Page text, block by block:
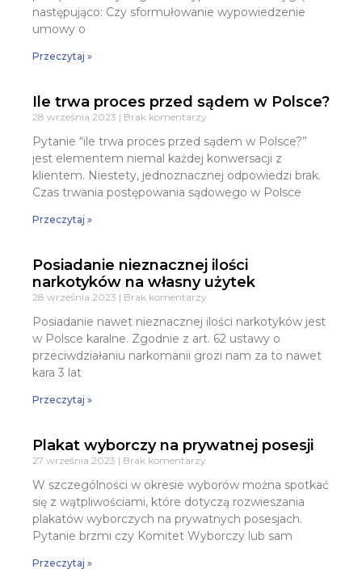
następująco: Czy sformułowanie wypowiedzenie
umowy o
Przeczytaj »
Ile trwa proces przed sądem w Polsce?
28 września 2023 Brak komentarzy
Pytanie “ile trwa proces przed sądem w Polsce?”
jest elementem niemal każdej konwersacji z
klientem. Niestety, jednoznacznej odpowiedzi brak.
Czas trwania postępowania sądowego w Polsce
Przeczytaj »
Posiadanie nieznacznej ilości
narkotyków na własny użytek
28 września 2023 Brak komentarzy
Posiadanie nawet nieznacznej ilości narkotyków jest
w Polsce karalne. Zgodnie z art. 62 ustawy o
przeciwdziałaniu narkomanii grozi nam za to nawet
kara 3 lat
Przeczytaj »
Plakat wyborczy na prywatnej posesji
27 września 2023 Brak komentarzy
W szczególności w okresie wyborów można spotkać
się z wątpliwościami, które dotyczą rozwieszania
plakatów wyborczych na prywatnych posesjach.
Pytanie brzmi czy Komitet Wyborczy lub sam
Przeczytaj »